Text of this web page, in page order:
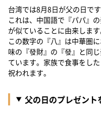
台湾では8月8日が父の日です
これは、中国語で『パパ』
が似ていることに由来します
この数字の『八』は中華圏
味の『發財』の『發』と同
ています。家族で食事をし
祝われます。
父の日のプレゼント